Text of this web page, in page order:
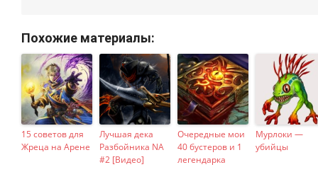
Похожие материалы:
15 советов для
Жреца на Арене
Лучшая дека
Разбойника NA
#2 [Видео]
Очередные мои
40 бустеров и 1
легендарка
Мурлоки —
убийцы